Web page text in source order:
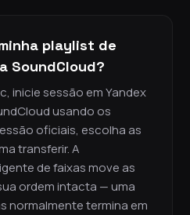
playlist de
SoundCloud?
inicie sessão em Yandex
usando os
oficiais, escolha as
transferir. A
de faixas move as
ordem intacta — uma
normalmente termina em